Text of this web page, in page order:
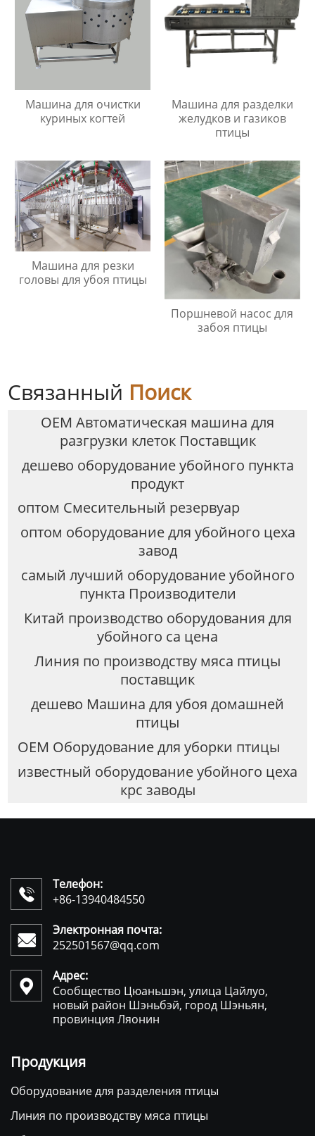
Машина для очистки
куриных когтей
Машина для разделки
желудков и газиков
птицы
Машина для резки
головы для убоя птицы
Поршневой насос для
забоя птицы
Связанный Поиск
OEM Автоматическая машина для
разгрузки клеток Поставщик
дешево оборудование убойного пункта
продукт
оптом Смесительный резервуар
оптом оборудование для убойного цеха
завод
самый лучший оборудование убойного
пункта Производители
Китай производство оборудования для
убойного са цена
Линия по производству мяса птицы
поставщик
дешево Машина для убоя домашней
птицы
OEM Оборудование для уборки птицы
известный оборудование убойного цеха
крс заводы

Телефон:
+86-13940484550

Электронная почта:
252501567@qq.com

Адрес:
Сообщество Цюаньшэн, улица Цайлуо,
новый район Шэньбэй, город Шэньян,
провинция Ляонин
Продукция
Оборудование для разделения птицы
Линия по производству мяса птицы